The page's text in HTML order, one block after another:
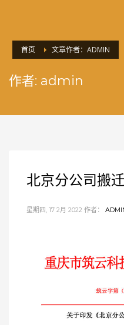
首页 文章作者：ADMIN
作者: admin
北京分公司搬
星期四, 17 2月 2022 作者：